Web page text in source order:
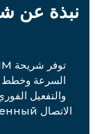
السرعة وخطط
والتفعيل